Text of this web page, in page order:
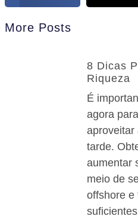
More Posts
8 Dicas
Riqueza
É
agora
aproveitar
tarde.
aumentar
meio de
offshore e